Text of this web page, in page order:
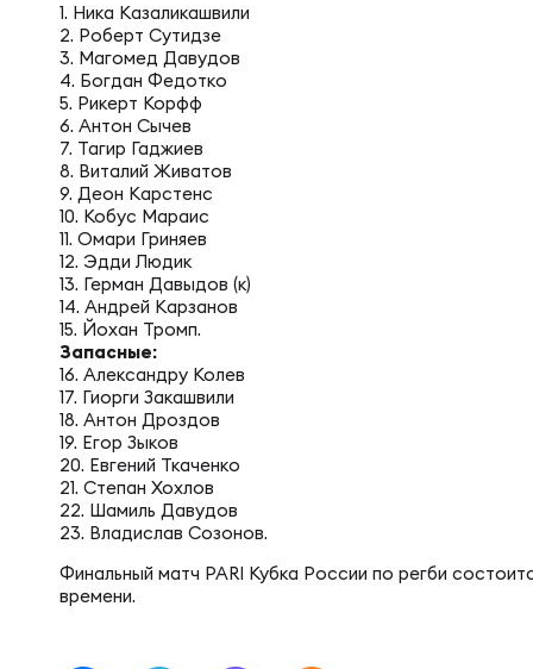
1. Ника Казаликашвили
2. Роберт Сутидзе
3. Магомед Давудов
4. Богдан Федотко
5. Рикерт Корфф
6. Антон Сычев
7. Тагир Гаджиев
8. Виталий Живатов
9. Деон Карстенс
10. Кобус Мараис
11. Омари Гриняев
12. Эдди Людик
13. Герман Давыдов (к)
14. Андрей Карзанов
15. Йохан Тромп.
Запасные:
16. Александру Колев
17. Гиорги Закашвили
18. Антон Дроздов
19. Егор Зыков
20. Евгений Ткаченко
21. Степан Хохлов
22. Шамиль Давудов
23. Владислав Созонов.
Финальный матч PARI Кубка России по регби
времени.